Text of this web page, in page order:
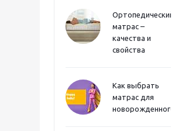
Ортопедический
матрас –
качества и
свойства
Как выбрать
матрас для
новорожденного?